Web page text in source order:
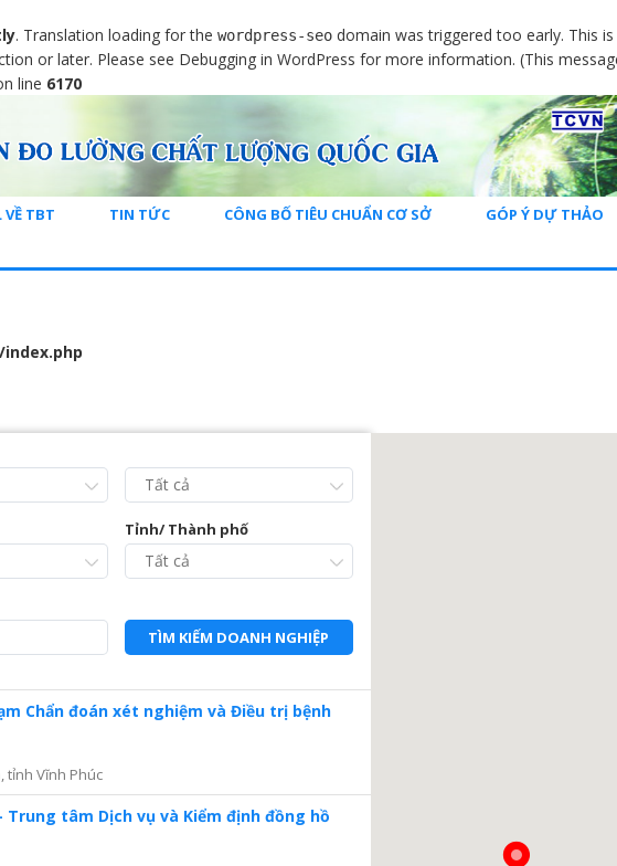
. Translation loading for the wordpress-seo domain was triggered too early. This
or later. Please see Debugging in WordPress for more information. (This
line 6170
VỀ TBT TIN TỨC CÔNG BỐ TIÊU CHUẨN CƠ SỞ GÓP Ý DỰ THẢO
Tỉnh/ Thành phố
TÌM KIẾM DOANH NGHIỆP
Chẩn đoán xét nghiệm và Điều trị bệnh
tỉnh Vĩnh Phúc
Trung tâm Dịch vụ và Kiểm định đồng hồ